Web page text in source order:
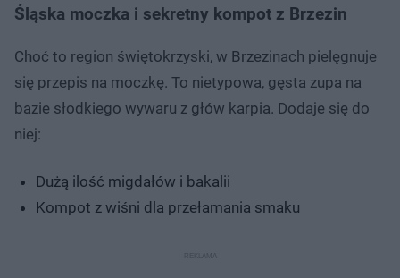
Śląska moczka i sekretny kompot z Brzezin
Choć to region świętokrzyski, w Brzezinach pielęgnuje
się przepis na moczkę. To nietypowa, gęsta zupa na
bazie słodkiego wywaru z głów karpia. Dodaje się do
niej:
Dużą ilość migdałów i bakalii
Kompot z wiśni dla przełamania smaku